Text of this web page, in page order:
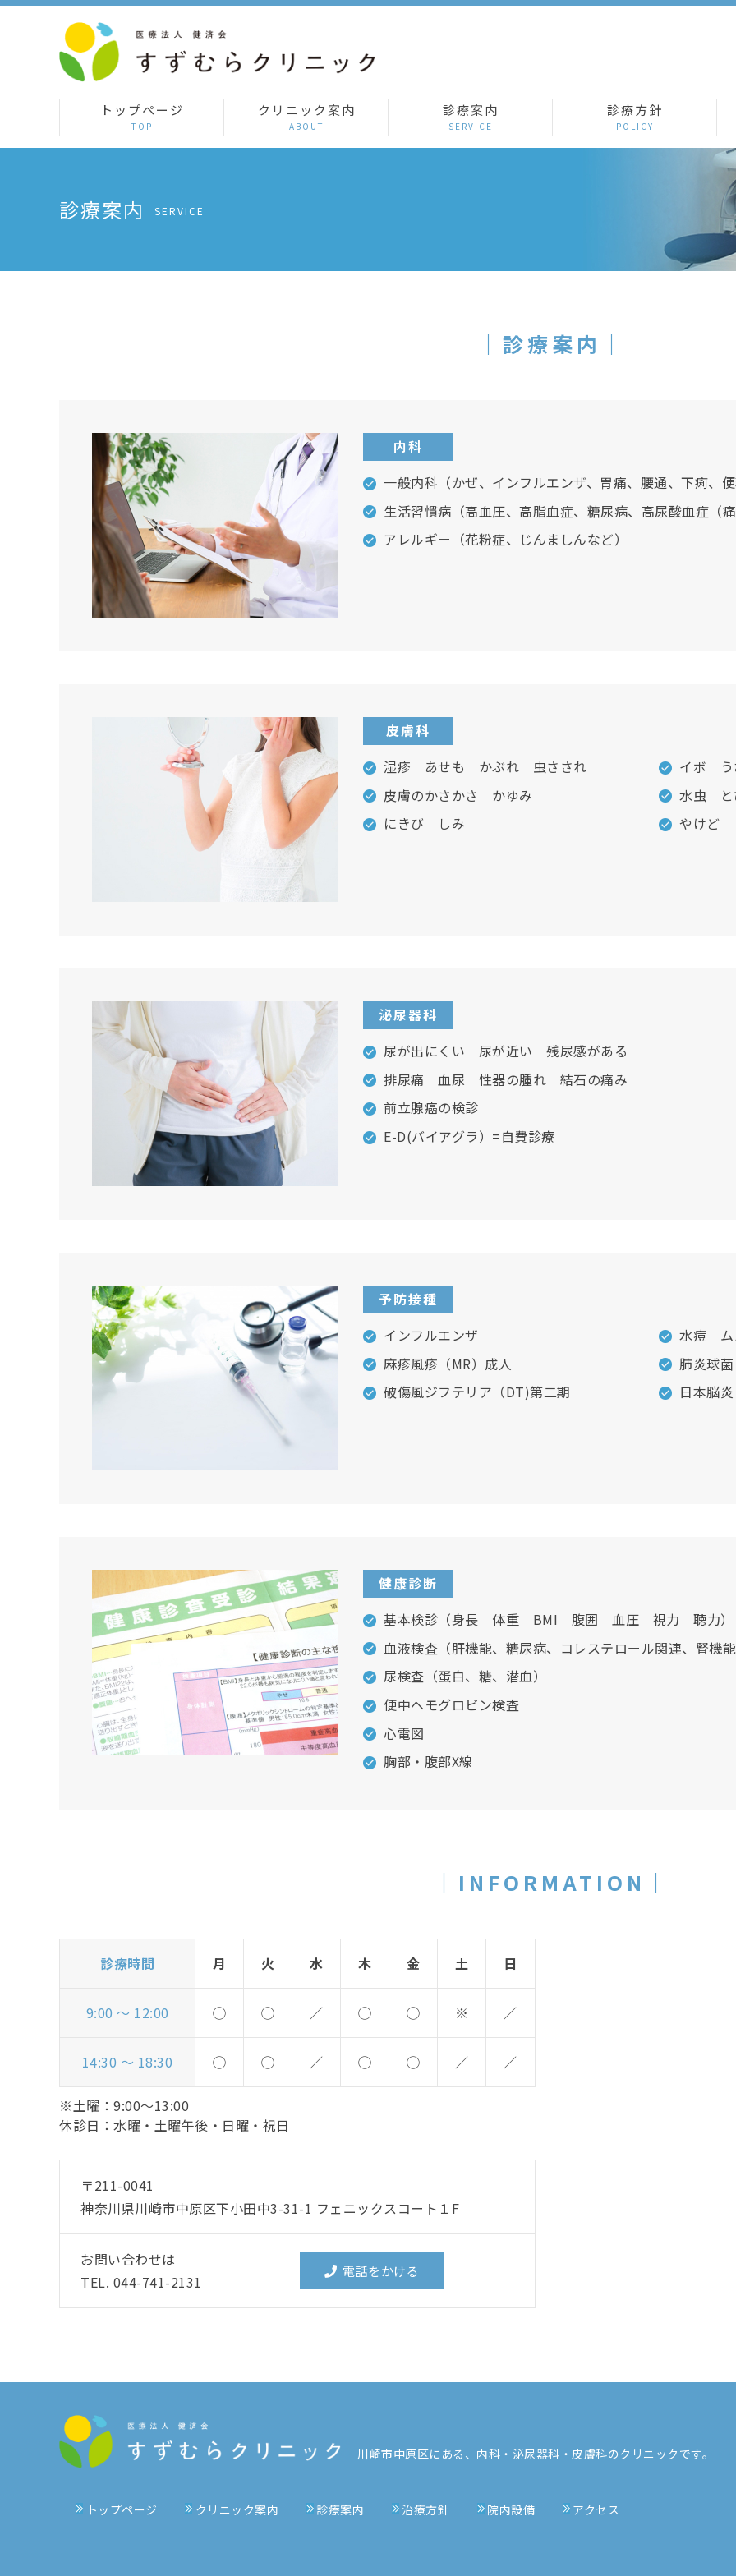
トップページ クリニック案内 診療案内 診療方針
診療案内 SERVICE
｜診療案内｜
内科
一般内科（かぜ、インフルエンザ、胃痛、腰通、下痢、便
生活習慣病（高血圧、高脂血症、糖尿病、高尿酸血症（痛
アレルギー（花粉症、じんましんなど）
皮膚科
湿疹 あせも かぶれ 虫さされ
皮膚のかさかさ かゆみ
にきび しみ
イボ う
水虫 と
やけど
泌尿器科
尿が出にくい 尿が近い 残尿感がある
排尿痛 血尿 性器の腫れ 結石の痛み
前立腺癌の検診
E-D(バイアグラ）=自費診療
予防接種
インフルエンザ
麻疹風疹（MR）成人
破傷風ジフテリア（DT)第二期
水痘 ム
肺炎球菌
日本脳炎
健康診断
基本検診（身長 体重 BMI 腹囲 血圧 視力 聴力）
血液検査（肝機能、糖尿病、コレステロール関連、腎機能
尿検査（蛋白、糖、潜血）
便中ヘモグロビン検査
心電図
胸部・腹部X線
｜INFORMATION｜
診療時間 月 火 水 木 金 土 日
9:00 〜 12:00 ◯ ◯ ／ ◯ ◯ ※ ／
14:30 〜 18:30 ◯ ◯ ／ ◯ ◯ ／ ／
※土曜：9:00〜13:00
休診日：水曜・土曜午後・日曜・祝日
〒211-0041
神奈川県川崎市中原区下小田中3-31-1 フェニックスコート１F
お問い合わせは
TEL. 044-741-2131
電話をかける
川崎市中原区にある、内科・泌尿器科・皮膚科のクリニックです。
トップページ クリニック案内 診療案内 治療方針 院内設備 アクセス